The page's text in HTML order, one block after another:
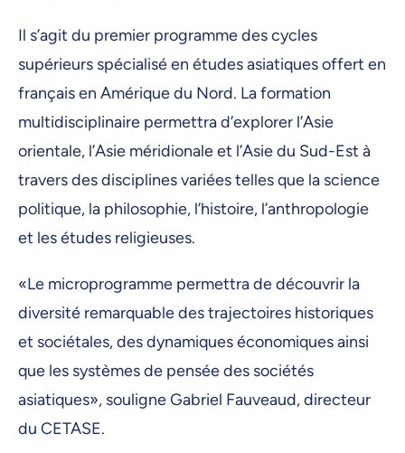
Il s’agit du premier programme des cycles
supérieurs spécialisé en études asiatiques offert en
français en Amérique du Nord. La formation
multidisciplinaire permettra d’explorer l’Asie
orientale, l’Asie méridionale et l’Asie du Sud-Est à
travers des disciplines variées telles que la science
politique, la philosophie, l’histoire, l’anthropologie
et les études religieuses.
«Le microprogramme permettra de découvrir la
diversité remarquable des trajectoires historiques
et sociétales, des dynamiques économiques ainsi
que les systèmes de pensée des sociétés
asiatiques», souligne Gabriel Fauveaud, directeur
du CETASE.